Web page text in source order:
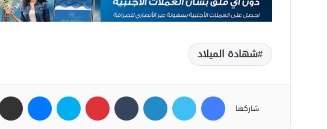
شهادة الميلاد
شاركها
فيسبوك تويتر لينكدإن بينتيريست سكايب ماسنجر